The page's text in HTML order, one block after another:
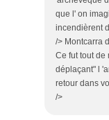
que l' on
incendièrent
/> Montcarra
Ce fut tout de
déplaçant" l
retour dans
/>